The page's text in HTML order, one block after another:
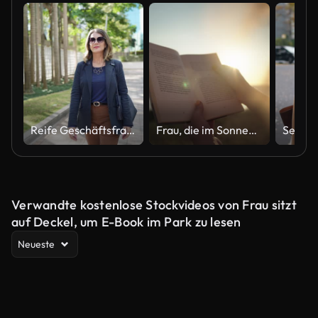
Reife Geschäftsfrau, die auf der Straße geht Frau, die im Sonnenfall ein Buch liest
Verwandte kostenlose Stockvideos von Frau sitzt
auf Deckel, um E-Book im Park zu lesen
Neueste